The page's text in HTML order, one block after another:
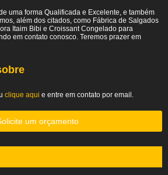
uma forma Qualificada e Excelente, e também
além dos citados, como Fábrica de Salgados
Itaim Bibi e Croissant Congelado para
em contato conosco. Teremos prazer em
clique aqui e entre em contato por email.
um orçamento